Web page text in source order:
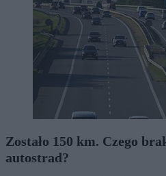
Zostało 150 km. Czego
autostrad?